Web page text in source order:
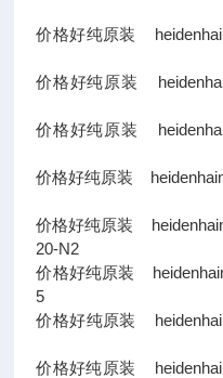
价格好纯原装
价格好纯原装
价格好纯原装
价格好纯原装
价格好纯原装
20-N2
价格好纯原装
5
价格好纯原装
价格好纯原装